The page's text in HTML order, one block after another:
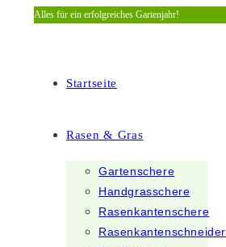
Zum
Alles für ein erfolgreiches Gartenjahr!
Startseite
Rasen & Gras
Gartenschere
Handgrasschere
Rasenkantenschere
Rasenkantenschneider